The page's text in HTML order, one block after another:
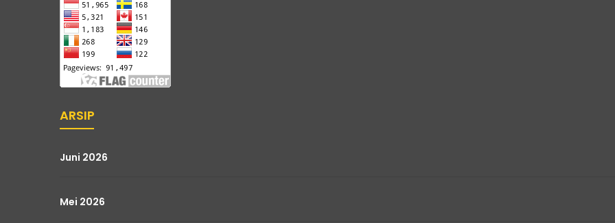
ARSIP
Juni 2026
Mei 2026